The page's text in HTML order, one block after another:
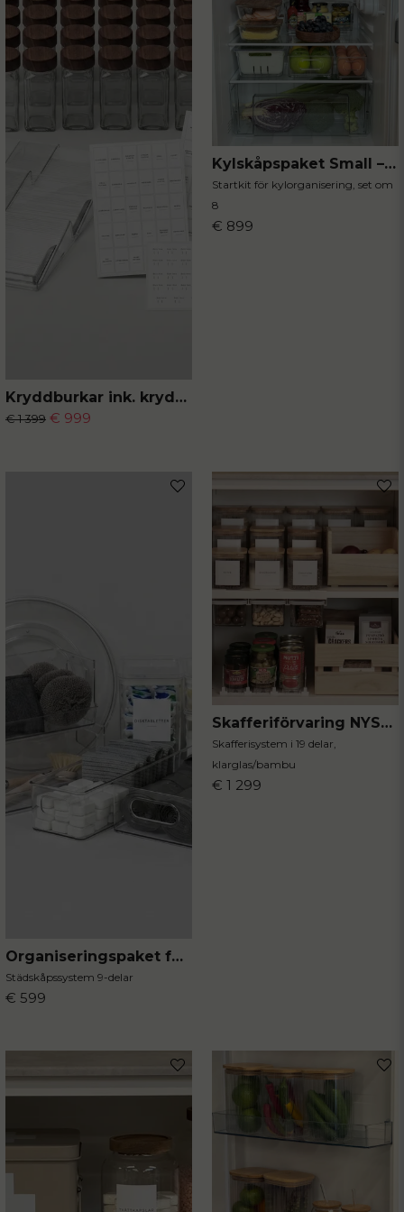
Resultatet är ett tvättrum som fungerar för hela hushållet –
inte bara för den som “har koll”.
Ett organiserat tvättrum är inte bara en fråga om ordning,
utan om samarbete, tydlighet och en vardag som flyter
lite smidigare för alla.
Ja, ni får publicera min fråga
Skicka fråga
Kryddburkar ink. kryddställ
€ 1 399 € 999
Kylskåpspaket Small – Optimera ditt kylskåp
Startkit för kylorganisering, set om
8
€ 899
Organiseringspaket för städskåpet
Städskåpssystem 9-delar
€ 599
Skafferiförvaring NYSTART bambu
Skafferisystem i 19 delar,
klarglas/bambu
€ 1 299